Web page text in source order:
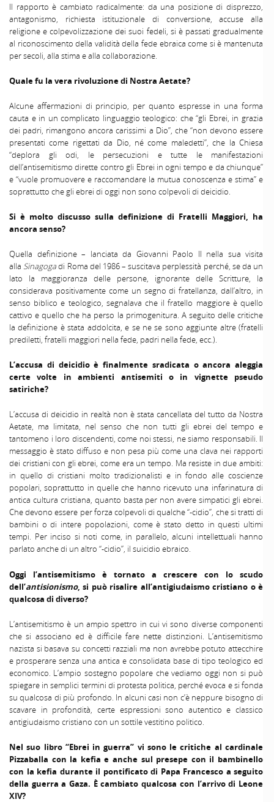
Il rapporto è cambiato radicalmente: da una posizione di disprezzo,
antagonismo, richiesta istituzionale di conversione, accuse alla
religione e colpevolizzazione dei suoi fedeli, si è passati gradualmente
al riconoscimento della validità della fede ebraica come si è mantenuta
per secoli, alla stima e alla collaborazione.
Quale fu la vera rivoluzione di Nostra Aetate?
Alcune affermazioni di principio, per quanto espresse in una forma
cauta e in un complicato linguaggio teologico: che “gli Ebrei, in grazia
dei padri, rimangono ancora carissimi a Dio”, che “non devono essere
presentati come rigettati da Dio, né come maledetti”, che la Chiesa
“deplora gli odi, le persecuzioni e tutte le manifestazioni
dell’antisemitismo dirette contro gli Ebrei in ogni tempo e da chiunque”
e “vuole promuovere e raccomandare la mutua conoscenza e stima” e
soprattutto che gli ebrei di oggi non sono colpevoli di deicidio.
Si è molto discusso sulla definizione di Fratelli Maggiori, ha
ancora senso?
Quella definizione – lanciata da Giovanni Paolo II nella sua visita
allaSinagogadi Roma del 1986 – suscitava perplessità perché, se da un
lato la maggioranza delle persone, ignorante delle Scritture, la
considerava positivamente come un segno di fratellanza, dall’altro, in
senso biblico e teologico, segnalava che il fratello maggiore è quello
cattivo e quello che ha perso la primogenitura. A seguito delle critiche
la definizione è stata addolcita, e se ne se sono aggiunte altre (fratelli
prediletti, fratelli maggiori nella fede, padri nella fede, ecc.).
L’accusa di deicidio è finalmente sradicata o ancora aleggia
certe volte in ambienti antisemiti o in vignette pseudo
satiriche?
L’accusa di deicidio in realtà non è stata cancellata del tutto da Nostra
Aetate, ma limitata, nel senso che non tutti gli ebrei del tempo e
tantomeno i loro discendenti, come noi stessi, ne siamo responsabili. Il
messaggio è stato diffuso e non pesa più come una clava nei rapporti
dei cristiani con gli ebrei, come era un tempo. Ma resiste in due ambiti:
in quello di cristiani molto tradizionalisti e in fondo alle coscienze
popolari, soprattutto in quelle che hanno ricevuto una infarinatura di
antica cultura cristiana, quanto basta per non avere simpatici gli ebrei.
Che devono essere per forza colpevoli di qualche “-cidio”, che si tratti di
bambini o di intere popolazioni, come è stato detto in questi ultimi
tempi. Per inciso si noti come, in parallelo, alcuni intellettuali hanno
parlato anche di un altro “-cidio”, il suicidio ebraico.
Oggi l’antisemitismo è tornato a crescere con lo scudo
dell’antisionismo, si può risalire all’antigiudaismo cristiano o è
qualcosa di diverso?
L’antisemitismo è un ampio spettro in cui vi sono diverse componenti
che si associano ed è difficile fare nette distinzioni. L’antisemitismo
nazista si basava su concetti razziali ma non avrebbe potuto attecchire
e prosperare senza una antica e consolidata base di tipo teologico ed
economico. L’ampio sostegno popolare che vediamo oggi non si può
spiegare in semplici termini di protesta politica, perché evoca e si fonda
su qualcosa di più profondo. In alcuni casi non c’è neppure bisogno di
scavare in profondità, certe espressioni sono autentico e classico
antigiudaismo cristiano con un sottile vestitino politico.
Nel suo libro “Ebrei in guerra” vi sono le critiche al cardinale
Pizzaballa con la kefia e anche sul presepe con il bambinello
con la kefia durante il pontificato di Papa Francesco a seguito
della guerra a Gaza. È cambiato qualcosa con l’arrivo di Leone
XIV?